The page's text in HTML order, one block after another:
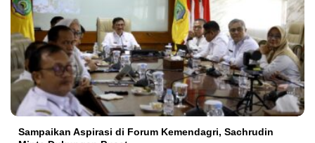
Sampaikan Aspirasi di Forum Kemendagri, Sachrudin